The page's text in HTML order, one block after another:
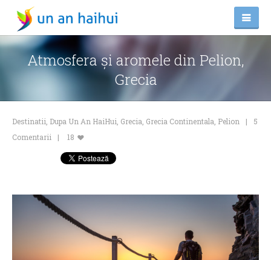
Atmosfera și aromele din Pelion,
Grecia
Destinatii Dupa Un An HaiHui Grecia Grecia Continentala Pelion
5
Comentarii
18